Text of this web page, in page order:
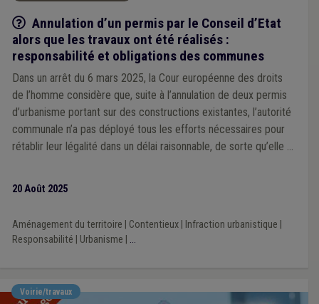
Q/R
Annulation d’un permis par le Conseil d’Etat
alors que les travaux ont été réalisés :
responsabilité et obligations des communes
Dans un arrêt du 6 mars 2025, la Cour européenne des droits
de l’homme considère que, suite à l’annulation de deux permis
d’urbanisme portant sur des constructions existantes, l’autorité
communale n’a pas déployé tous les efforts nécessaires pour
rétablir leur légalité dans un délai raisonnable, de sorte qu’elle a
20 Août 2025
Aménagement du territoire Contentieux| Infraction urbanistique
Responsabilité
Urbanisme ...
Voirie/travaux